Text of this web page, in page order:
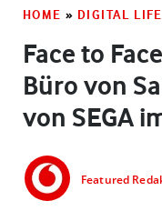
HOME » DIGITAL LIFE
Face to
Büro von
von SEGA
Featured